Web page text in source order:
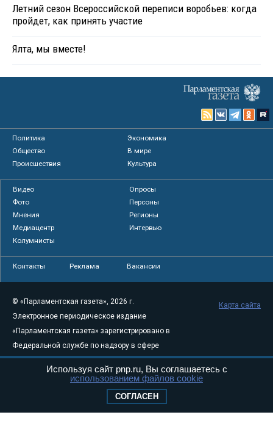
Летний сезон Всероссийской переписи воробьев: когда
пройдет, как принять участие
Ялта, мы вместе!
Политика
Экономика
Общество
В мире
Происшествия
Культура
Видео
Опросы
Фото
Персоны
Мнения
Регионы
Медиацентр
Интервью
Колумнисты
Контакты Реклама Вакансии
© «Парламентская газета», 2026 г.
Электронное периодическое издание
«Парламентская газета» зарегистрировано в
Федеральной службе по надзору в сфере
связи, информационных технологий и
массовых коммуникаций (Роскомнадзор) 05
Свидетельство о регистрации Эл № ФС77-
Карта сайта
Используя сайт pnp.ru, Вы соглашаетесь с
использованием файлов cookie
СОГЛАСЕН